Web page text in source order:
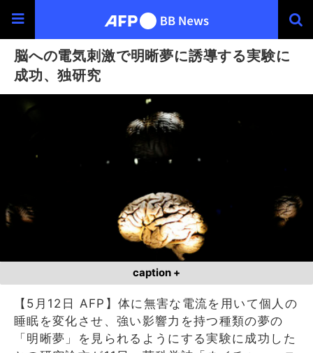
脳への電気刺激で明晰夢に誘導する実験に
成功、独研究
caption +
【5月12日 AFP】体に無害な電流を用いて個人の
睡眠を変化させ、強い影響力を持つ種類の夢の
「明晰夢」を見られるようにする実験に成功した